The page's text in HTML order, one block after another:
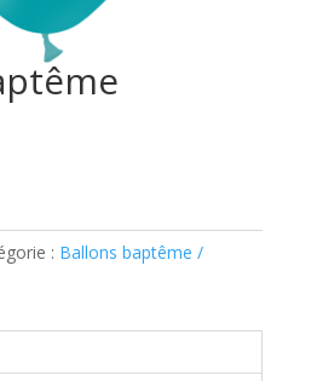
: Ballons baptême /